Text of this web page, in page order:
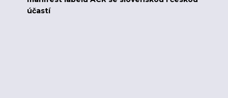
účastí